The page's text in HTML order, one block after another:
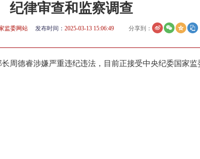
纪律审查和监察调查
监委网站 发布时间： 2025-03-13 15:06:49 分享到：
周德睿涉嫌严重违纪违法，目前正接受中央纪委国家监